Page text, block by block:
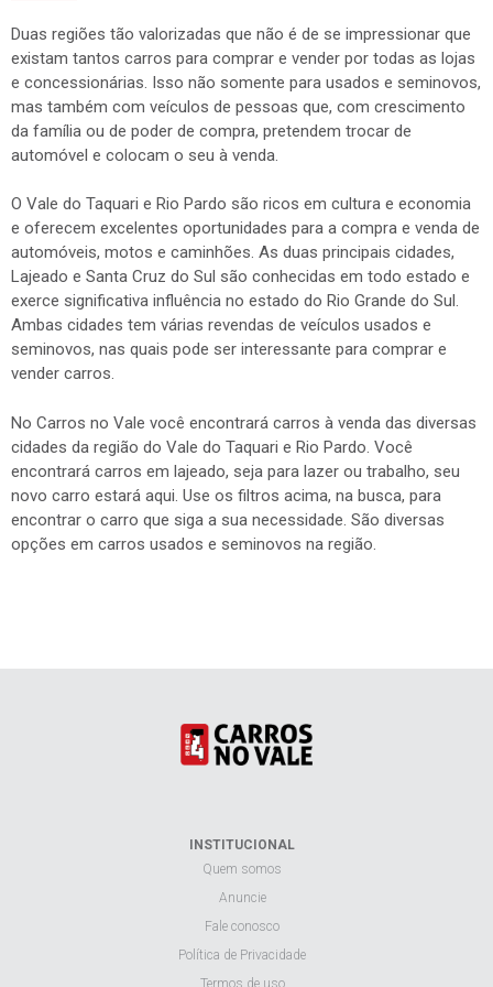
Duas regiões tão valorizadas que não é de se impressionar que
existam tantos carros para comprar e vender por todas as lojas
e concessionárias. Isso não somente para usados e seminovos,
mas também com veículos de pessoas que, com crescimento
da família ou de poder de compra, pretendem trocar de
automóvel e colocam o seu à venda.
O Vale do Taquari e Rio Pardo são ricos em cultura e economia
e oferecem excelentes oportunidades para a compra e venda de
automóveis, motos e caminhões. As duas principais cidades,
Lajeado e Santa Cruz do Sul são conhecidas em todo estado e
exerce significativa influência no estado do Rio Grande do Sul.
Ambas cidades tem várias revendas de veículos usados e
seminovos, nas quais pode ser interessante para comprar e
vender carros.
No Carros no Vale você encontrará carros à venda das diversas
cidades da região do Vale do Taquari e Rio Pardo. Você
encontrará carros em lajeado, seja para lazer ou trabalho, seu
novo carro estará aqui. Use os filtros acima, na busca, para
encontrar o carro que siga a sua necessidade. São diversas
opções em carros usados e seminovos na região.
INSTITUCIONAL
Quem somos
Anuncie
Fale conosco
Política de Privacidade